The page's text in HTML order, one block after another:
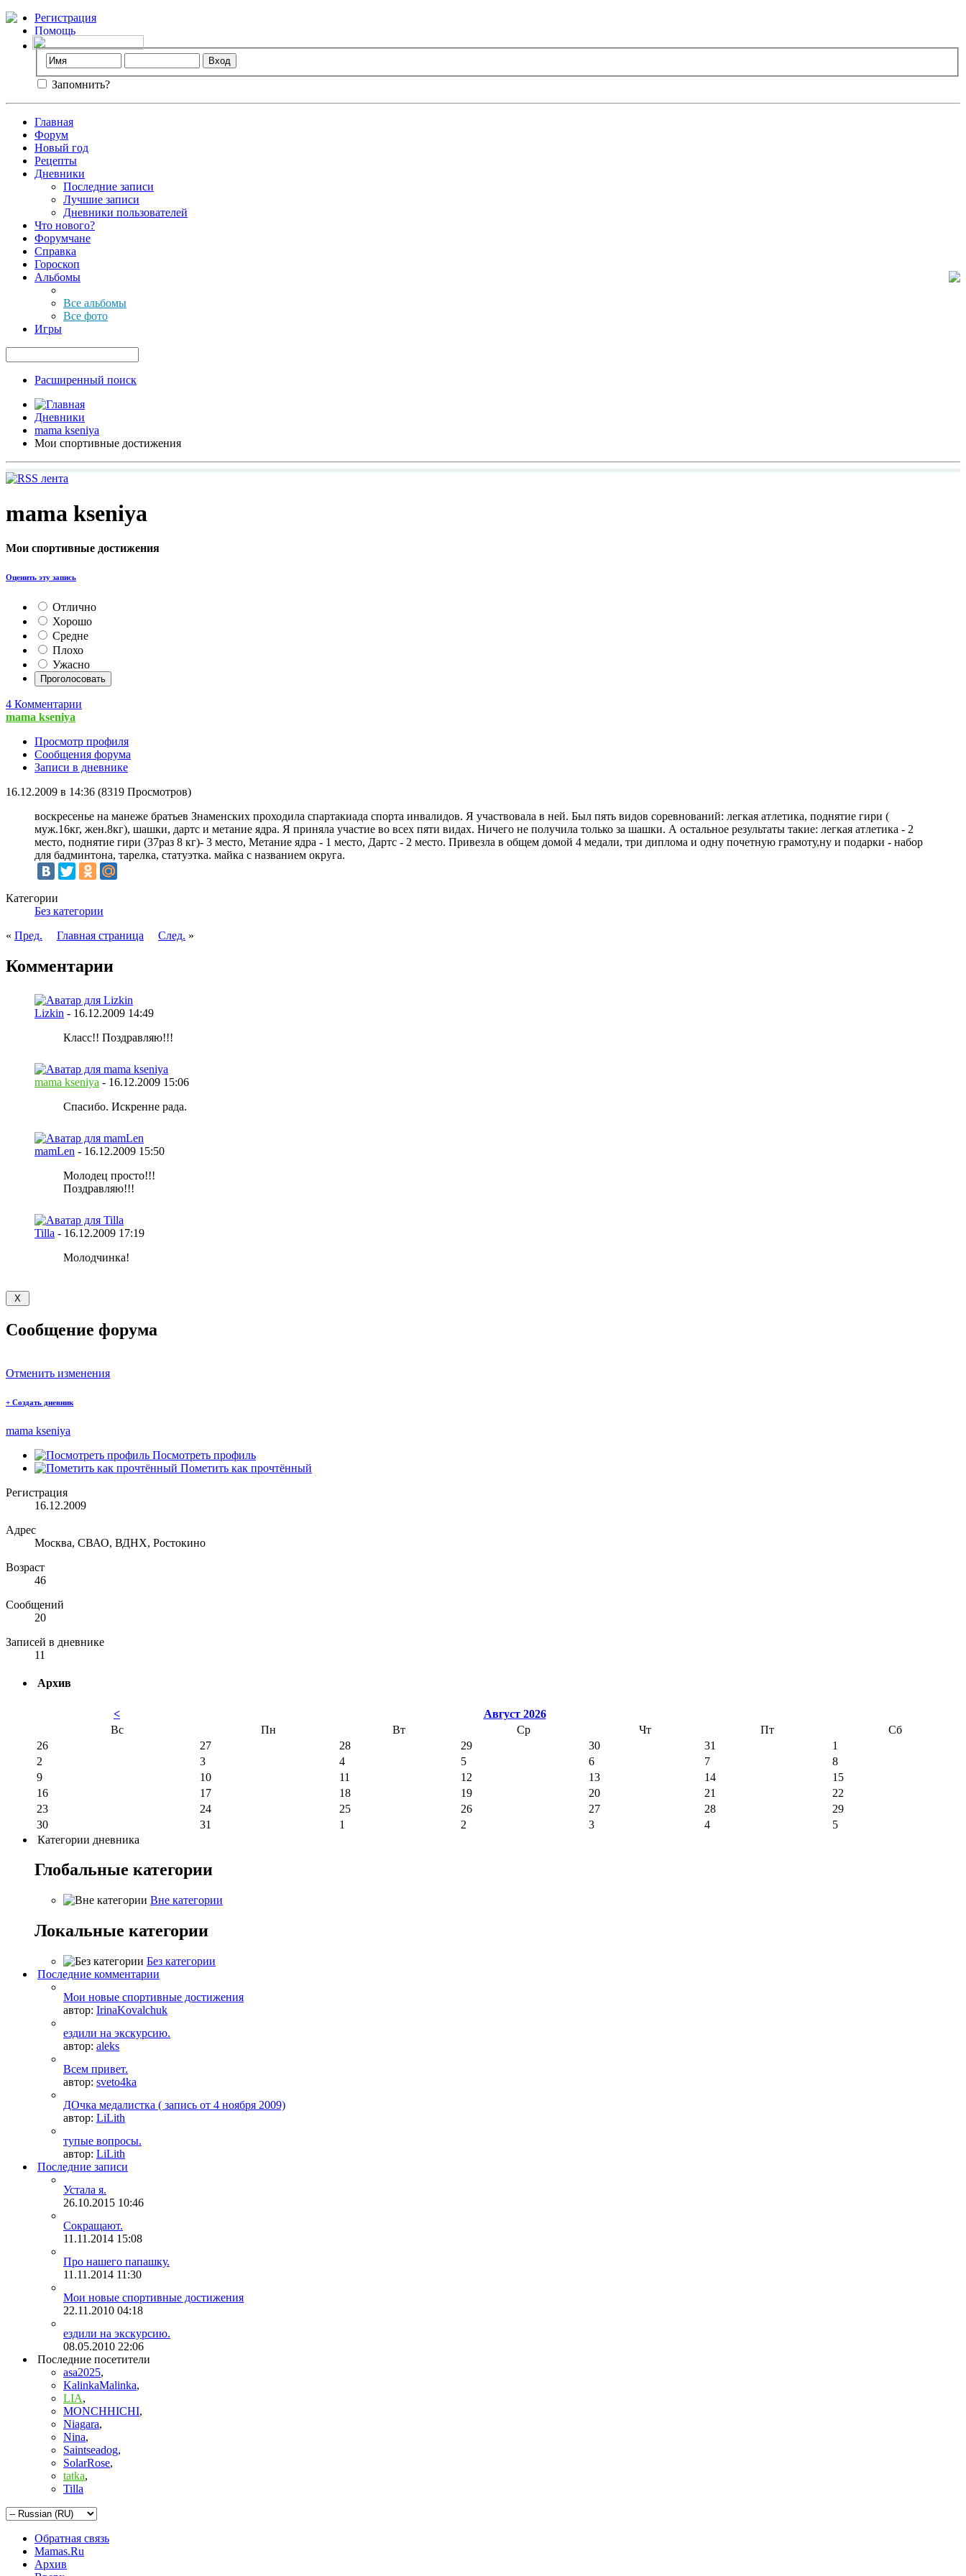
Регистрация
Помощь
Запомнить?
Главная
Форум
Новый год
Рецепты
Дневники
Последние записи
Лучшие записи
Дневники пользователей
Что нового?
Форумчане
Справка
Гороскоп
Альбомы
Все альбомы
Все фото
Игры
Расширенный поиск
Дневники
mama kseniya
Мои спортивные достижения
mama kseniya
Мои спортивные достижения
Оценить эту запись
Отлично
Хорошо
Средне
Плохо
Ужасно
4 Комментарии
mama kseniya
Просмотр профиля
Сообщения форума
Записи в дневнике
16.12.2009 в 14:36 (8319 Просмотров)
воскресенье на манеже братьев Знаменских проходила спартакиада спорта инвалидов. Я участвовала в ней. Был пять видов соревнований: легкая атлетика, поднятие гири (
муж.16кг, жен.8кг), шашки, дартс и метание ядра. Я приняла участие во всех пяти видах. Ничего не получила только за шашки. А остальное результаты такие: легкая атлетика - 2
место, поднятие гири (37раз 8 кг)- 3 место, Метание ядра - 1 место, Дартс - 2 место. Привезла в общем домой 4 медали, три диплома и одну почетную грамоту,ну и подарки - набор
для бадминтона, тарелка, статуэтка. майка с названием округа.
Категории
Без категории
« Пред. Главная страница След. »
Комментарии
Lizkin - 16.12.2009 14:49
Класс!! Поздравляю!!!
mama kseniya - 16.12.2009 15:06
Спасибо. Искренне рада.
mamLen - 16.12.2009 15:50
Молодец просто!!!
Поздравляю!!!
Tilla - 16.12.2009 17:19
Молодчинка!
Сообщение форума
Отменить изменения
+ Создать дневник
mama kseniya
Посмотреть профиль
Пометить как прочтённый
Регистрация
16.12.2009
Адрес
Москва, СВАО, ВДНХ, Ростокино
Возраст
46
Сообщений
20
Записей в дневнике
11
Архив
<
Август 2026
Вс
Пн Вт Ср Чт Пт
Сб
26
27 28 29 30 31
1
2
3 4 5 6 7
8
9
10 11 12 13 14
15
16
17 18 19 20 21
22
23
24 25 26 27 28
29
30
31 1 2 3 4
5
Категории дневника
Глобальные категории
Вне категории
Локальные категории
Без категории
Последние комментарии
Мои новые спортивные достижения
автор: IrinaKovalchuk
ездили на экскурсию.
автор: aleks
Всем привет.
автор: sveto4ka
ДОчка медалистка ( запись от 4 ноября 2009)
автор: LiLith
тупые вопросы.
автор: LiLith
Последние записи
Устала я.
26.10.2015 10:46
Сокращают.
11.11.2014 15:08
Про нашего папашку.
11.11.2014 11:30
Мои новые спортивные достижения
22.11.2010 04:18
ездили на экскурсию.
08.05.2010 22:06
Последние посетители
asa2025,
KalinkaMalinka,
LIA,
MONCHHICHI,
Niagara,
Nina,
Saintseadog,
SolarRose,
tatka,
Tilla
Обратная связь
Mamas.Ru
Архив